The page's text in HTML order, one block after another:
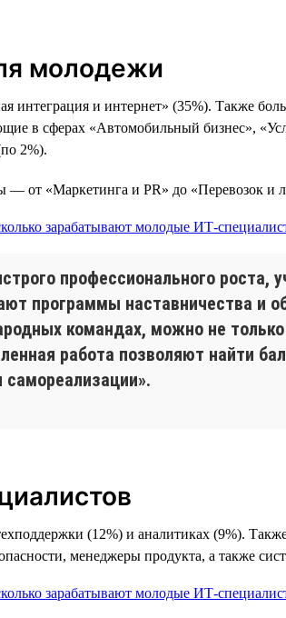
молодежи
и интернет» (35%). Также
в сферах «Автомобильный бизнес»,
2%).
от «Маркетинга и PR» до «Перевозок и
профессионального роста,
программы наставничества
командах, можно не
работа позволяют найти
(12%) и аналитиках (9%).
менеджеры продукта, а также